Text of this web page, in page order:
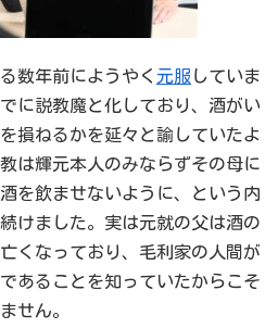
数年前にようやく 元服 していま
に説教魔と化しており、酒がい
損ねるかを延々と諭していたよ
は輝元本人のみならずその母に
を飲ませないように、という内
けました。実は元就の父は酒の
くなっており、毛利家の人間が
あることを知っていたからこそ
せん。